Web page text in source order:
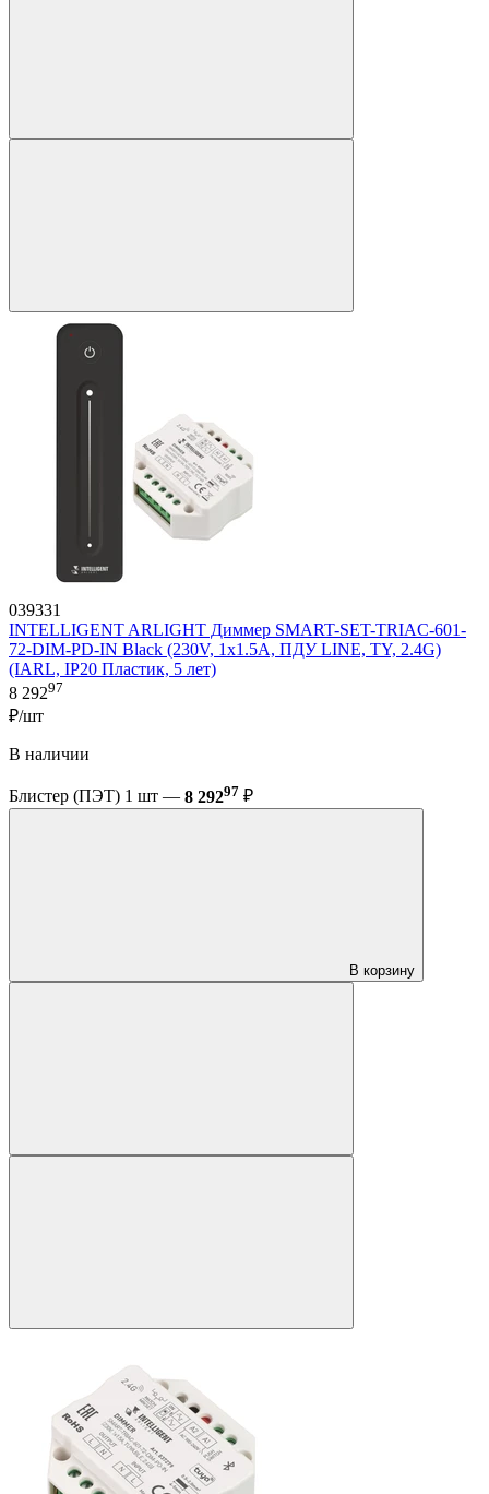
039331
INTELLIGENT ARLIGHT Диммер SMART-SET-TRIAC-601-
72-DIM-PD-IN Black (230V, 1x1.5A, ПДУ LINE, TY, 2.4G)
(IARL, IP20 Пластик, 5 лет)
8 29297
₽/шт
В наличии
Блистер (ПЭТ) 1 шт — 8 29297 ₽
В корзину